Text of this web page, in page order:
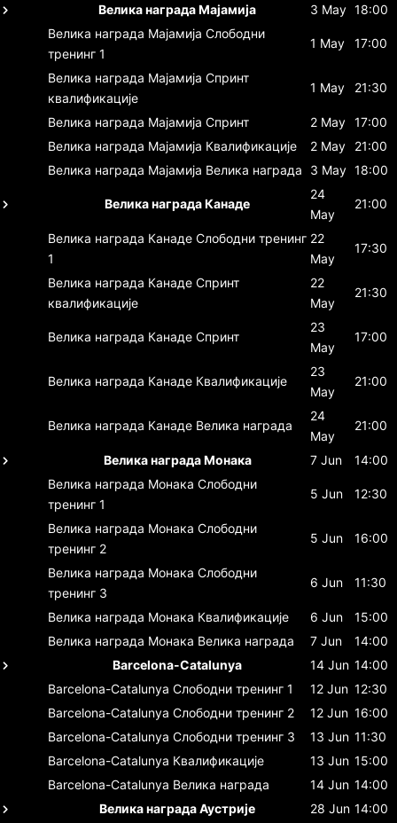
Велика награда Мајамија
3 May 18:00
Велика награда Мајамија Слободни
тренинг 1
1 May 17:00
Велика награда Мајамија Спринт
квалификације
1 May 21:30
Велика награда Мајамија Спринт 2 May 17:00
Велика награда Мајамија Квалификације 2 May
21:00
Велика награда Мајамија Велика награда 3 May 18:00
Велика награда Канаде
24
May
21:00
Велика награда Канаде Слободни тренинг
1
22
May
17:30
Велика награда Канаде Спринт
квалификације
22
May
21:30
Велика награда Канаде Спринт
23
May
17:00
Велика награда Канаде Квалификације
23
May
21:00
Велика награда Канаде Велика награда
24
May
21:00
Велика награда Монака 7 Jun
14:00
Велика награда Монака Слободни
тренинг 1
5 Jun 12:30
Велика награда Монака Слободни
тренинг 2
5 Jun 16:00
Велика награда Монака Слободни
тренинг 3
6 Jun 11:30
Велика награда Монака Квалификације 6 Jun
15:00
Велика награда Монака Велика награда 7 Jun
14:00
Barcelona-Catalunya
14 Jun 14:00
Barcelona-Catalunya Слободни тренинг 1 12 Jun 12:30
Barcelona-Catalunya Слободни тренинг 2 12 Jun 16:00
Barcelona-Catalunya Слободни тренинг 3 13 Jun 11:30
Barcelona-Catalunya Квалификације 13 Jun 15:00
Barcelona-Catalunya Велика награда 14 Jun 14:00
Велика награда Аустрије
28 Jun 14:00